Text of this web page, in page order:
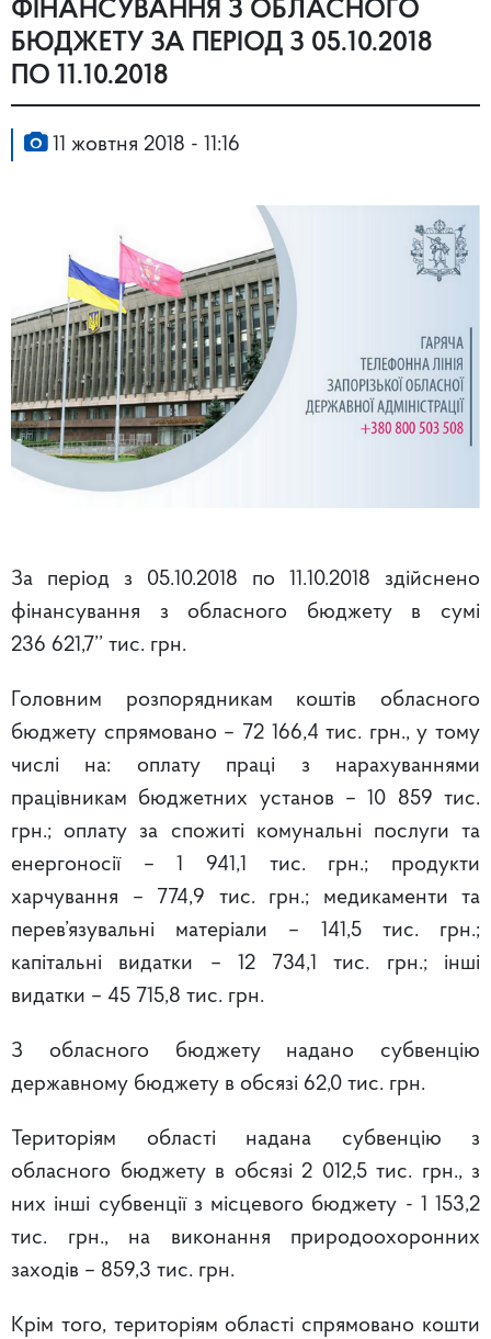
ФІНАНСУВАННЯ З ОБЛАСНОГО
БЮДЖЕТУ ЗА ПЕРІОД З 05.10.2018
ПО 11.10.2018
11 жовтня 2018 - 11:16
За період з 05.10.2018 по 11.10.2018 здійснено
фінансування з обласного бюджету в сумі
236 621,7’’ тис. грн.
Головним розпорядникам коштів обласного
бюджету спрямовано – 72 166,4 тис. грн., у тому
числі на: оплату праці з нарахуваннями
працівникам бюджетних установ – 10 859 тис.
грн.; оплату за спожиті комунальні послуги та
енергоносії – 1 941,1 тис. грн.; продукти
харчування – 774,9 тис. грн.; медикаменти та
перев’язувальні матеріали – 141,5 тис. грн.;
капітальні видатки – 12 734,1 тис. грн.; інші
видатки – 45 715,8 тис. грн.
З обласного бюджету надано субвенцію
державному бюджету в обсязі 62,0 тис. грн.
Територіям області надана субвенцію з
обласного бюджету в обсязі 2 012,5 тис. грн., з
них інші субвенції з місцевого бюджету - 1 153,2
тис. грн., на виконання природоохоронних
заходів – 859,3 тис. грн.
Крім того, територіям області спрямовано кошти